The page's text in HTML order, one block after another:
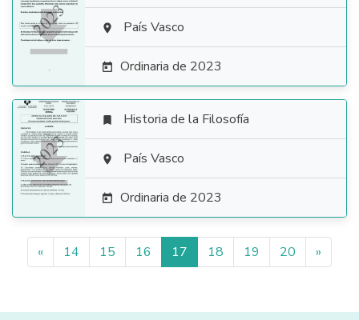
  País Vasco
 Ordinaria de 2023

 Historia de la Filosofía
 País Vasco
 Ordinaria de 2023
« 14 15 16 17 18 19 20 »